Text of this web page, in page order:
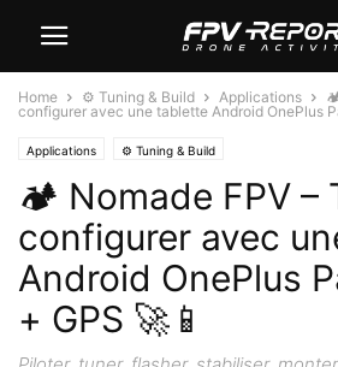
Home ⚙️ Tuning & Build Applications
configurer avec une tablette Android OnePlus
Applications ⚙️ Tuning & Build
🏕️ Nomade FPV –
configurer avec
Android OnePlus
+ GPS 🚀📱